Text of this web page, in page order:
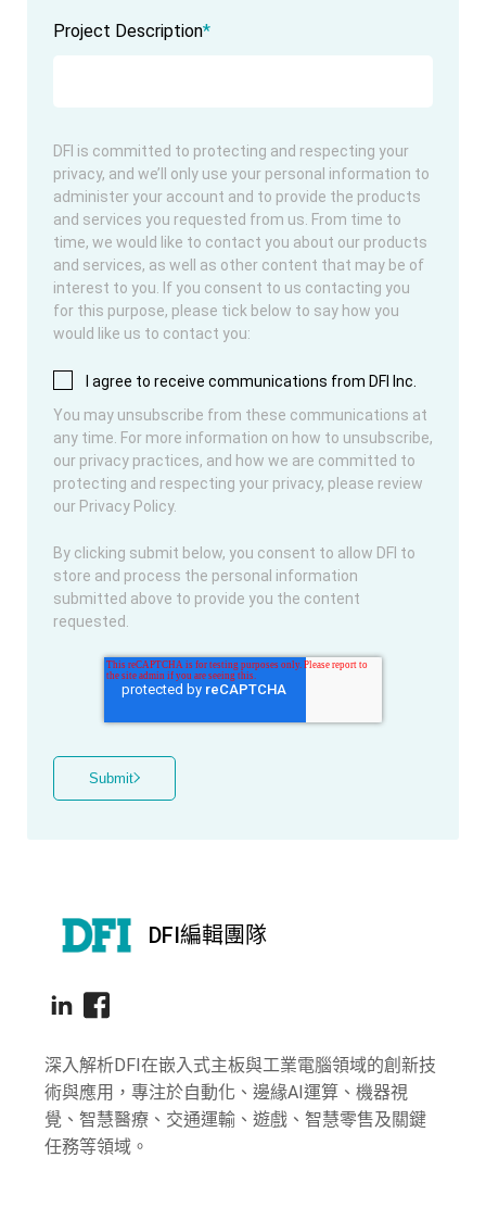
Project Description*
DFI is committed to protecting and respecting your
privacy, and we’ll only use your personal information to
administer your account and to provide the products
and services you requested from us. From time to
time, we would like to contact you about our products
and services, as well as other content that may be of
interest to you. If you consent to us contacting you
for this purpose, please tick below to say how you
would like us to contact you:
I agree to receive communications from DFI Inc.
You may unsubscribe from these communications at
any time. For more information on how to unsubscribe,
our privacy practices, and how we are committed to
protecting and respecting your privacy, please review
our Privacy Policy.
By clicking submit below, you consent to allow DFI to
store and process the personal information
submitted above to provide you the content
requested.
DFI編輯團隊
深入解析DFI在嵌入式主板與工業電腦領域的創新技
術與應用，專注於自動化、邊緣AI運算、機器視
覺、智慧醫療、交通運輸、遊戲、智慧零售及關鍵
任務等領域。